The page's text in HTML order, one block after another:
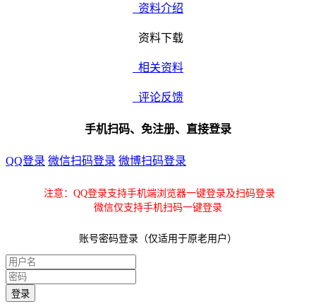
资料介绍
资料下载
相关资料
评论反馈
手机扫码、免注册、直接登录
QQ登录 微信扫码登录 微博扫码登录
注意：QQ登录支持手机端浏览器一键登录及扫码登录
微信仅支持手机扫码一键登录
账号密码登录（仅适用于原老用户）